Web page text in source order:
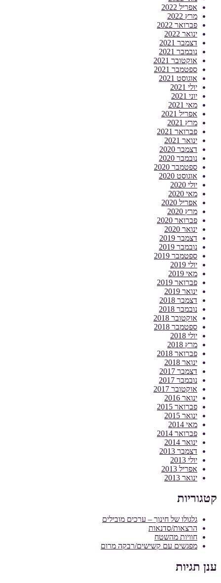
אפריל 2022
מרץ 2022
פברואר 2022
ינואר 2022
דצמבר 2021
נובמבר 2021
אוקטובר 2021
ספטמבר 2021
אוגוסט 2021
יולי 2021
יוני 2021
מאי 2021
אפריל 2021
מרץ 2021
פברואר 2021
ינואר 2021
דצמבר 2020
נובמבר 2020
ספטמבר 2020
אוגוסט 2020
יולי 2020
מאי 2020
אפריל 2020
מרץ 2020
פברואר 2020
ינואר 2020
דצמבר 2019
נובמבר 2019
ספטמבר 2019
יולי 2019
מאי 2019
פברואר 2019
ינואר 2019
דצמבר 2018
נובמבר 2018
אוקטובר 2018
ספטמבר 2018
יולי 2018
מרץ 2018
פברואר 2018
ינואר 2018
דצמבר 2017
נובמבר 2017
אוקטובר 2017
ינואר 2016
פברואר 2015
ינואר 2015
מאי 2014
פברואר 2014
ינואר 2014
דצמבר 2013
יולי 2013
אפריל 2013
ינואר 2013
קטגוריות
גלגולו של חינוך – ערכים מובילים
הרצאות/סדנאות
חוויות מהשטח
מפגשים עם קשישים/רבקה מרום
ענן תגיות